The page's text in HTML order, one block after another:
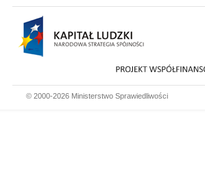
© 2000-2026 Ministerstwo Sprawiedliwości